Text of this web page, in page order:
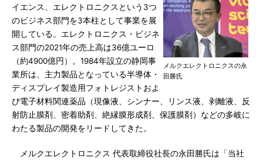
メルクエレクトロニクスの永
田勝氏
イエンス、エレクトロニクスという3つ
のビジネス部門を3本柱として事業を展
開している。エレクトロニクス・ビジネ
ス部門の2021年の売上高は36億ユーロ
（約4900億円）。1984年設立の静岡事
業所は、主力製品となっている半導体・
ディスプレイ製造用フォトレジストおよ
び電子材料関連薬品（現像液、シンナー、リンス液、剥離液、反
射防止膜剤、密着助剤、絶縁膜形成剤、保護膜剤）などの多岐に
わたる製品の開発をリードしてきた。
メルクエレクトロニクス 代表取締役社長の永田勝氏は「当社